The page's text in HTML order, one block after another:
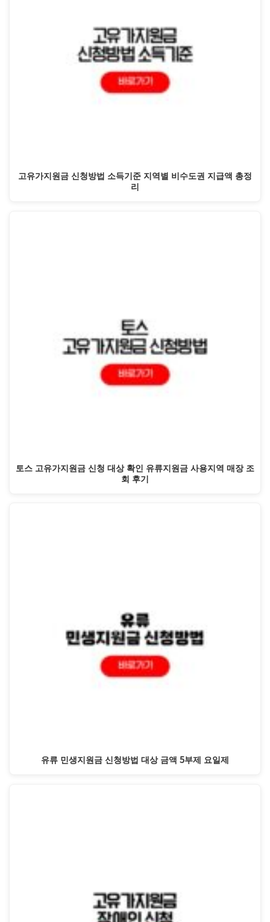
고유가지원금 신청방법 소득기준 지역별 비수도권 지급액 총정
리
토스 고유가지원금 신청 대상 확인 유류지원금 사용지역 매장 조
회 후기
유류 민생지원금 신청방법 대상 금액 5부제 요일제